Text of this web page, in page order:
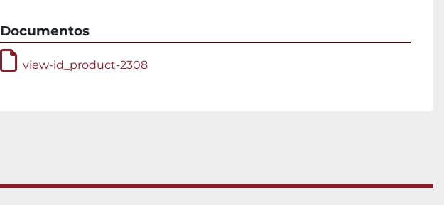
Documentos
view-id_product-2308